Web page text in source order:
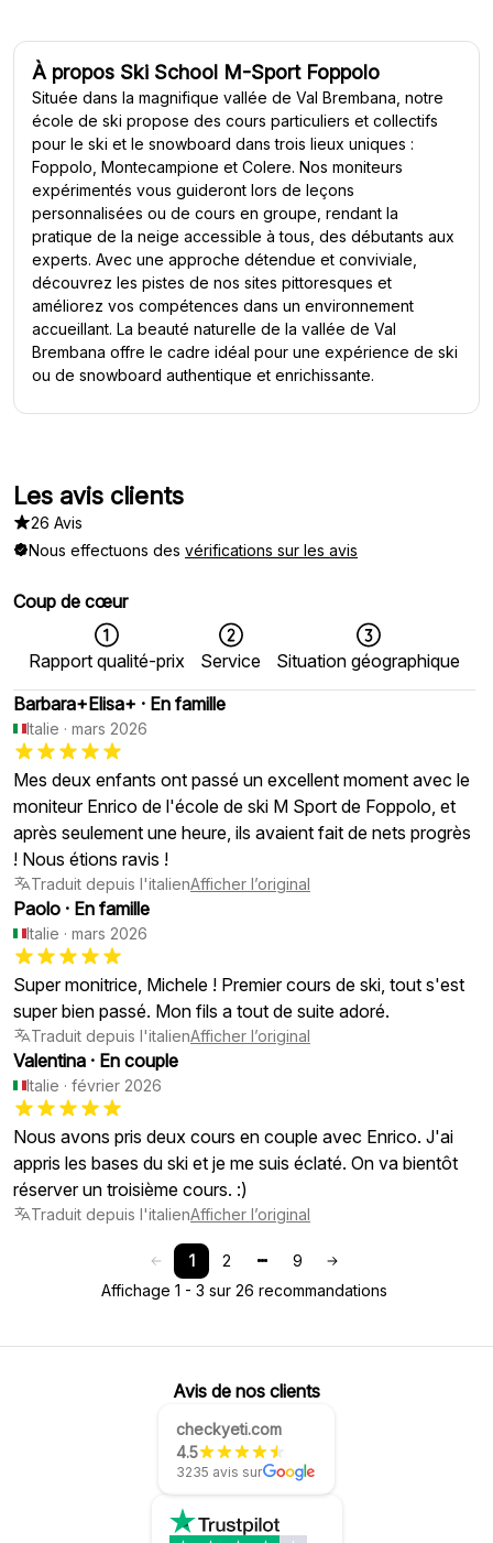
À propos Ski School M-Sport Foppolo
Située dans la magnifique vallée de Val Brembana, notre
école de ski propose des cours particuliers et collectifs
pour le ski et le snowboard dans trois lieux uniques :
Foppolo, Montecampione et Colere. Nos moniteurs
expérimentés vous guideront lors de leçons
personnalisées ou de cours en groupe, rendant la
pratique de la neige accessible à tous, des débutants aux
experts. Avec une approche détendue et conviviale,
découvrez les pistes de nos sites pittoresques et
améliorez vos compétences dans un environnement
accueillant. La beauté naturelle de la vallée de Val
Brembana offre le cadre idéal pour une expérience de ski
ou de snowboard authentique et enrichissante.
Les avis clients
26 Avis
Nous effectuons des vérifications sur les avis
Coup de cœur
Rapport qualité-prix Service
Situation géographique
Barbara+Elisa+ · En famille
Italie · mars 2026
Mes deux enfants ont passé un excellent moment avec le
moniteur Enrico de l'école de ski M Sport de Foppolo, et
après seulement une heure, ils avaient fait de nets progrès
! Nous étions ravis !
Traduit depuis l'italienAfficher l’original
Paolo · En famille
Italie · mars 2026
Super monitrice, Michele ! Premier cours de ski, tout s'est
super bien passé. Mon fils a tout de suite adoré.
Traduit depuis l'italienAfficher l’original
Valentina · En couple
Italie · février 2026
Nous avons pris deux cours en couple avec Enrico. J'ai
appris les bases du ski et je me suis éclaté. On va bientôt
réserver un troisième cours. :)
Traduit depuis l'italienAfficher l’original
1 2
9
Affichage 1 - 3 sur 26 recommandations
Avis de nos clients
checkyeti.com
4.5
3235 avis sur